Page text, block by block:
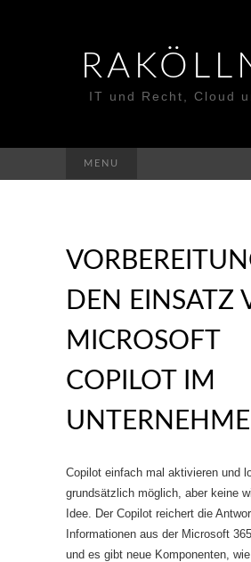
IT und Recht, Cloud
MENU
DEN EINSATZ
MICROSOFT
COPILOT IM
Copilot einfach mal aktivieren und
grundsätzlich möglich, aber keine
Idee. Der Copilot reichert die
Informationen aus der Microsoft
und es gibt neue Komponenten,